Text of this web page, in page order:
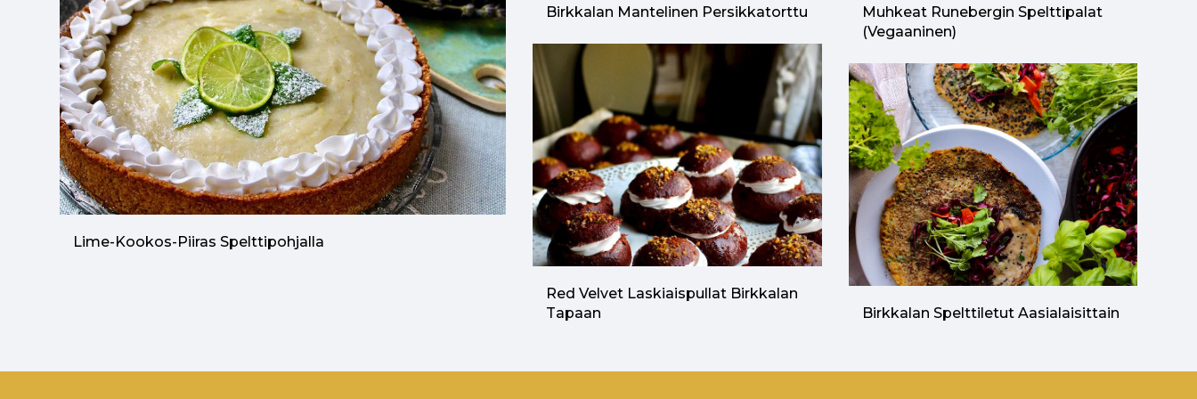
Lime-Kookos-Piiras Spelttipohjalla
Birkkalan Mantelinen Persikkatorttu
Red Velvet Laskiaispullat Birkkalan
Tapaan
Muhkeat Runebergin Spelttipalat
(vegaaninen)
Birkkalan Spelttiletut Aasialaisittain